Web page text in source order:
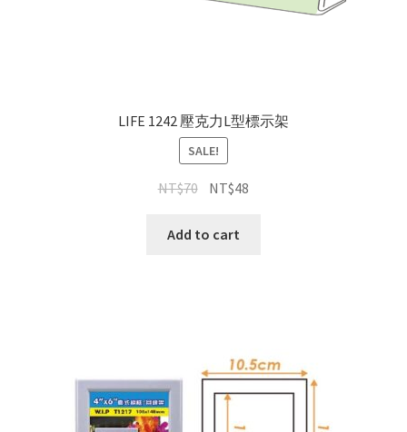
LIFE 1242 壓克力L型標示架
SALE!
NT$70 NT$48
Add to cart